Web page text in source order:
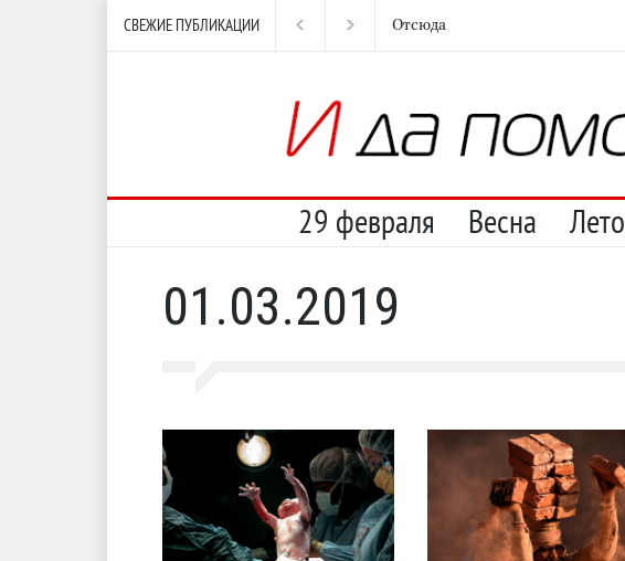
СВЕЖИЕ ПУБЛИКАЦИИ Отсюда
29 февраля Весна Лето
01.03.2019